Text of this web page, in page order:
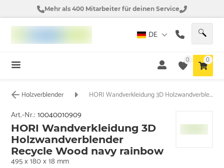
Mehr als 400 Mitarbeiter für deinen Service
DE
0 0
Holzverblender HORI Wandverkleidung 3D Holzwandverblender Recycle Wood navy rainbow
Art.-Nr.:10040010909
HORI Wandverkleidung 3D
Holzwandverblender
Recycle Wood navy rainbow
495 x 180 x 18 mm